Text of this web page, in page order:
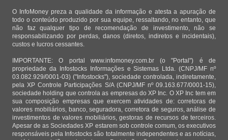
O InfoMoney preza a qualidade da informação e atesta a apuração de
todo o conteúdo produzido por sua equipe, ressaltando, no entanto, que
não faz qualquer tipo de recomendação de investimento, não se
responsabilizando por perdas, danos (diretos, indiretos e incidentais),
custos e lucros cessantes.
IMPORTANTE: O portal www.infomoney.com.br (o "Portal") é de
propriedade da Infostocks Informações e Sistemas Ltda. (CNPJ/MF nº
03.082.929/0001-03) ("Infostocks"), sociedade controlada, indiretamente,
pela XP Controle Participações S/A (CNPJ/MF nº 09.163.677/0001-15),
sociedade holding que controla as empresas do XP Inc. O XP Inc tem em
sua composição empresas que exercem atividades de: corretoras de
valores mobiliários, banco, seguradora, corretora de seguros, análise de
investimentos de valores mobiliários, gestoras de recursos de terceiros.
Apesar de as Sociedades XP estarem sob controle comum, os executivos
responsáveis pela Infostocks são totalmente independentes e as notícias,